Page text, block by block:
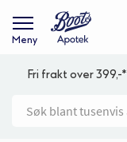
Meny
Fri frakt over 399,-*